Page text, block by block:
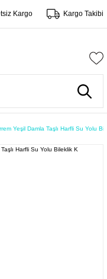
Kargo Kargo Takibi
Yeşil Damla Taşlı Harfli Su Yolu